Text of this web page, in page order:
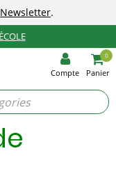
Newsletter.
Compte
0
Panier